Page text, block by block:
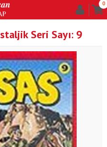
0
Seri Sayı: 9